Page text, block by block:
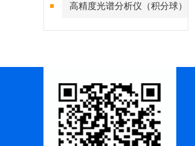
高精度光谱分析仪（积分球）
综合测试系统